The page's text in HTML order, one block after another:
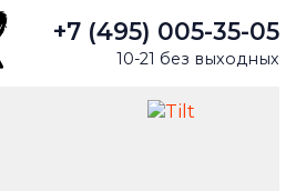
+7 (495) 005-35-05
10-21 без выходных